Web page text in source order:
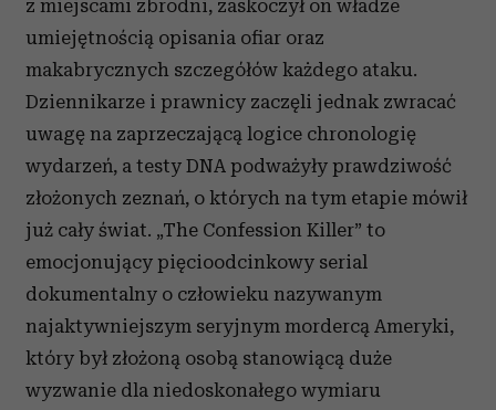
z miejscami zbrodni, zaskoczył on władze
umiejętnością opisania ofiar oraz
makabrycznych szczegółów każdego ataku.
Dziennikarze i prawnicy zaczęli jednak zwracać
uwagę na zaprzeczającą logice chronologię
wydarzeń, a testy DNA podważyły prawdziwość
złożonych zeznań, o których na tym etapie mówił
już cały świat. „The Confession Killer” to
emocjonujący pięcioodcinkowy serial
dokumentalny o człowieku nazywanym
najaktywniejszym seryjnym mordercą Ameryki,
który był złożoną osobą stanowiącą duże
wyzwanie dla niedoskonałego wymiaru